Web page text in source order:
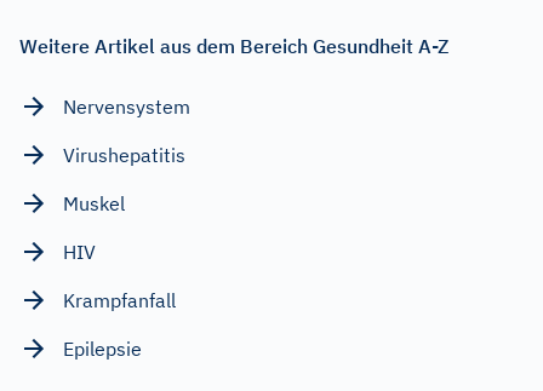
Weitere Artikel aus dem Bereich Gesundheit A-Z
Nervensystem
Virushepatitis
Muskel
HIV
Krampfanfall
Epilepsie